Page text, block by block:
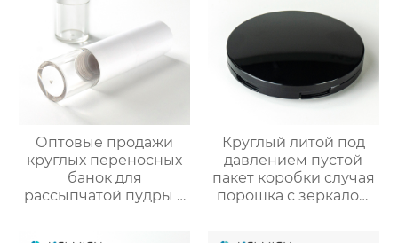
Оптовые продажи
круглых переносных
банок для
рассыпчатой пудры 5
Круглый литой под
давлением пустой
пакет коробки случая
порошка с зеркалом